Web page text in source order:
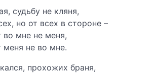
судьбу не кляня,
но от всех в стороне –
мне не меня,
не во мне.
прохожих браня,